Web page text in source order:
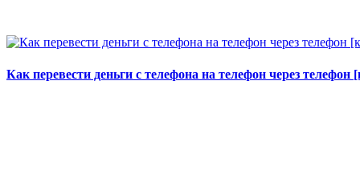
Как перевести деньги с телефона на телефон через